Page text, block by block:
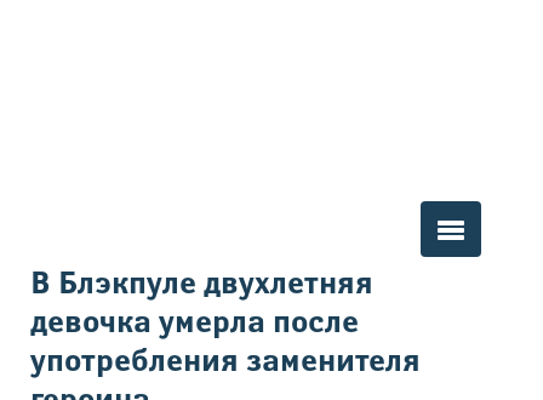
Вы здесь
В Блэкпуле двухлетняя
девочка умерла после
употребления заменителя